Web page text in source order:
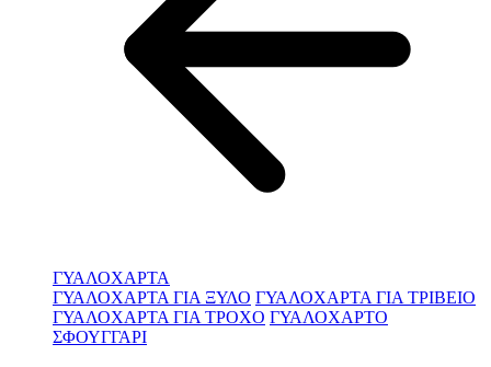
ΓΥΑΛΟΧΑΡΤΑ
ΓΥΑΛΟΧΑΡΤΑ ΓΙΑ ΞΥΛΟ ΓΥΑΛΟΧΑΡΤΑ ΓΙΑ ΤΡΙΒΕΙΟ
ΓΥΑΛΟΧΑΡΤΑ ΓΙΑ ΤΡΟΧΟ ΓΥΑΛΟΧΑΡΤΟ
ΣΦΟΥΓΓΑΡΙ